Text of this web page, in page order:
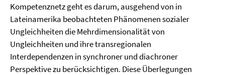
Kompetenznetz geht es darum, ausgehend von in
Lateinamerika beobachteten Phänomenen sozialer
Ungleichheiten die Mehrdimensionalität von
Ungleichheiten und ihre transregionalen
Interdependenzen in synchroner und diachroner
Perspektive zu berücksichtigen. Diese Überlegungen